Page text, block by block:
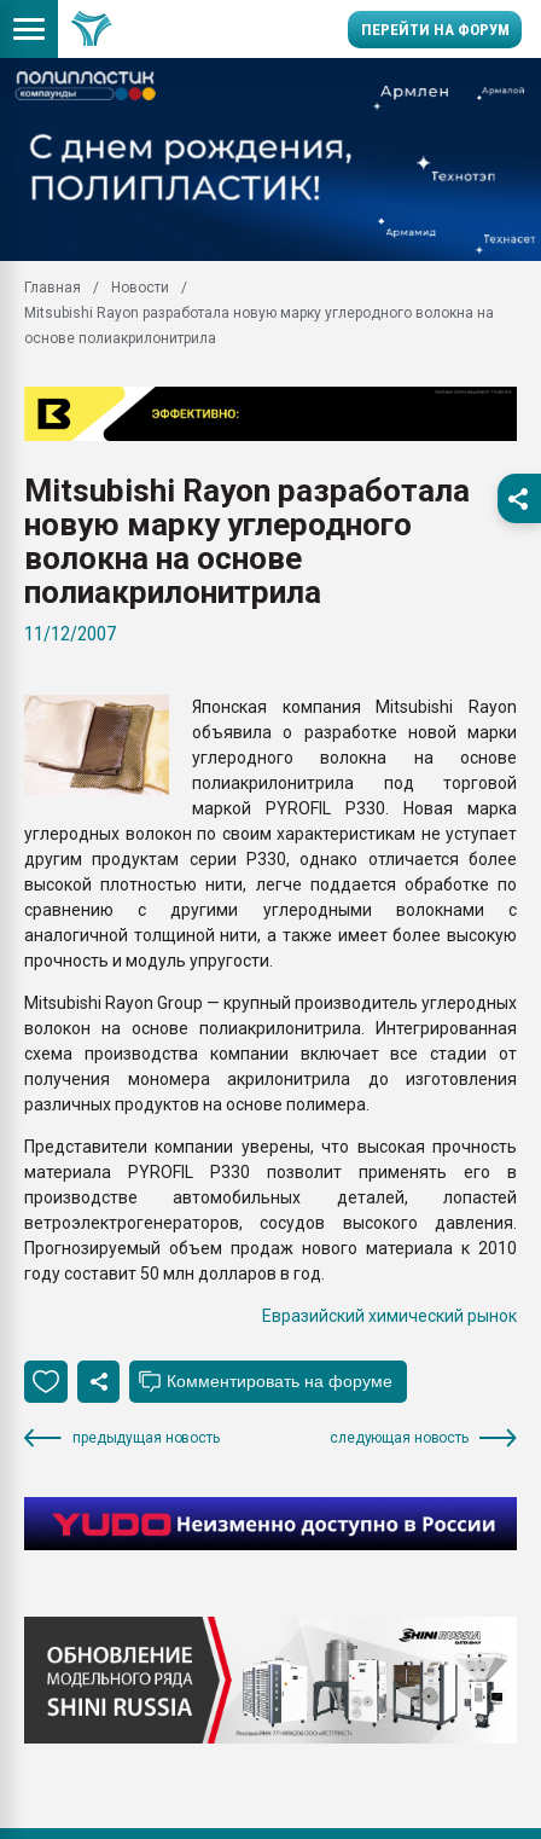
ПЕРЕЙТИ НА ФОРУМ
Вакуум-формовочные
28.07.2026
Всё, что касается
вакуумного
Продам отходы
поликарбоната и АБС-
Главная
Новости
Mitsubishi Rayon разработала новую марку углеродного волокна на
основе полиакрилонитрила
Mitsubishi Rayon разработала
новую марку углеродного
волокна на основе
полиакрилонитрила
11/12/2007
Японская компания Mitsubishi Rayon
объявила о разработке новой марки
углеродного волокна на основе
полиакрилонитрила под торговой
маркой PYROFIL P330. Новая марка
углеродных волокон по своим характеристикам не уступает
другим продуктам серии P330, однако отличается более
высокой плотностью нити, легче поддается обработке по
сравнению с другими углеродными волокнами с
аналогичной толщиной нити, а также имеет более высокую
прочность и модуль упругости.
Mitsubishi Rayon Group — крупный производитель углеродных
волокон на основе полиакрилонитрила. Интегрированная
схема производства компании включает все стадии от
получения мономера акрилонитрила до изготовления
различных продуктов на основе полимера.
Представители компании уверены, что высокая прочность
материала PYROFIL P330 позволит применять его в
производстве автомобильных деталей, лопастей
ветроэлектрогенераторов, сосудов высокого давления.
Прогнозируемый объем продаж нового материала к 2010
году составит 50 млн долларов в год.
Евразийский химический рынок
предыдущая новость следующая новость